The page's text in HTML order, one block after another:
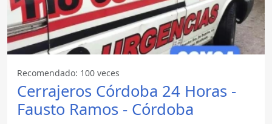
Recomendado: 100 veces
Cerrajeros Córdoba 24 Horas -
Fausto Ramos - Córdoba